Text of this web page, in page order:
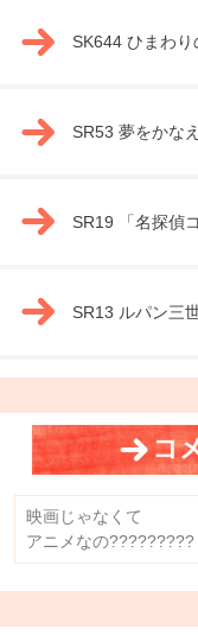
SK644 ひまわり
SR53 夢をかな
SR19 「名探偵
SR13 ルパン三
映画じゃなくて
アニメなの?????????